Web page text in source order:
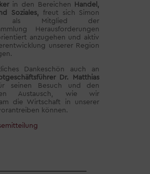
in den Bereichen
Handel,
Soziales, freut sich Simon
als Mitglied der
Herausforderungen
anzugehen und aktiv
unserer Region
Dankeschön auch an
Dr. Matthias
seinen Besuch und den
Austausch, wie wir
die Wirtschaft in unserer
können.